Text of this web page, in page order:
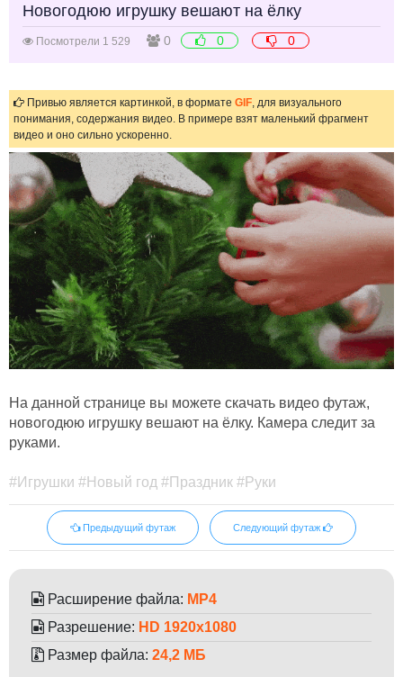
Новогодюю игрушку вешают на ёлку
Посмотрели 1 529 0 0 0
Привью является картинкой, в формате GIF, для визуального
понимания, содержания видео. В примере взят маленький фрагмент
видео и оно сильно ускоренно.
На данной странице вы можете скачать видео футаж,
новогодюю игрушку вешают на ёлку. Камера следит за
руками.
#Игрушки #Новый год #Праздник #Руки
Предыдущий футаж Следующий футаж
Расширение файла: MP4
Разрешение: HD 1920x1080
Размер файла: 24,2 МБ